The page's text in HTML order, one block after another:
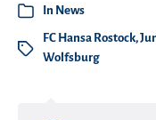
In News
FC Hansa Rostock,
Wolfsburg